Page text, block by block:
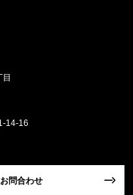
14-16
問合わせ